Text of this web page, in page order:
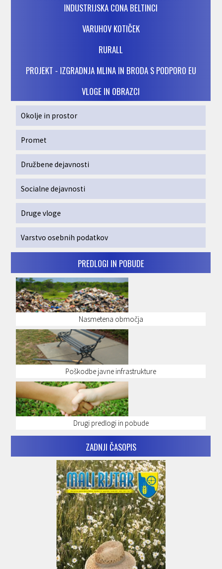
INDUSTRIJSKA CONA BELTINCI
VARUHOV KOTIČEK
RURALL
PROJEKT - IZGRADNJA MLINA IN BRODA S PODPORO EU
VLOGE IN OBRAZCI
Okolje in prostor
Promet
Družbene dejavnosti
Socialne dejavnosti
Druge vloge
Varstvo osebnih podatkov
PREDLOGI IN POBUDE
Nasmetena območja
Poškodbe javne infrastrukture
Drugi predlogi in pobude
ZADNJI ČASOPIS